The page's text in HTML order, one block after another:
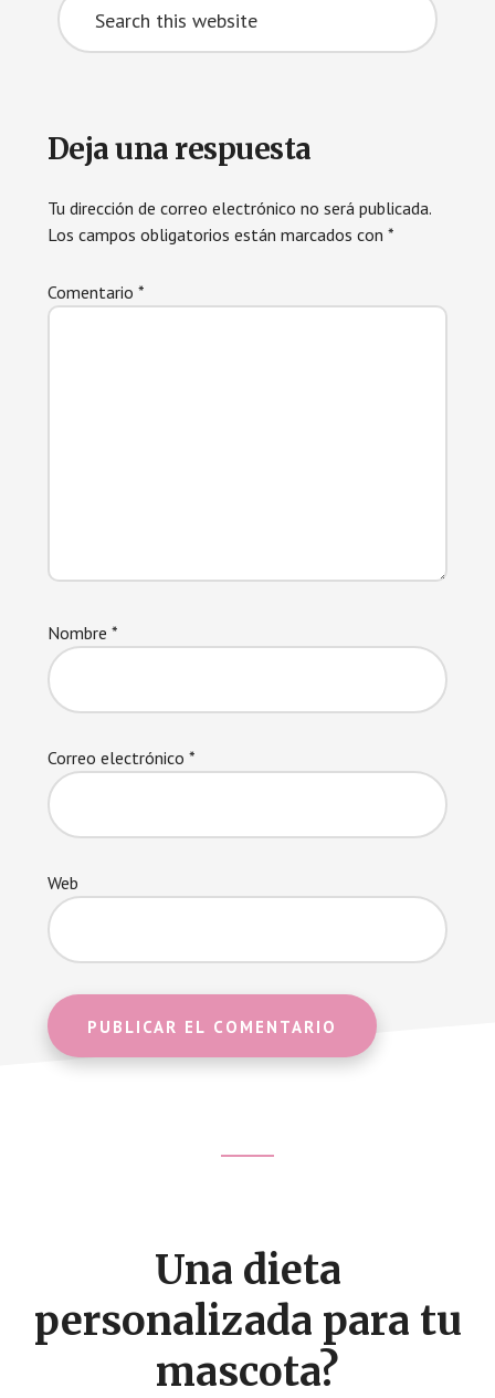
this
website
Reader
Interactions
Deja una respuesta
Tu dirección de correo electrónico no será publicada.
Los campos obligatorios están marcados con *
Comentario *
Nombre *
Correo electrónico *
Web
Una dieta
personalizada para tu
mascota?